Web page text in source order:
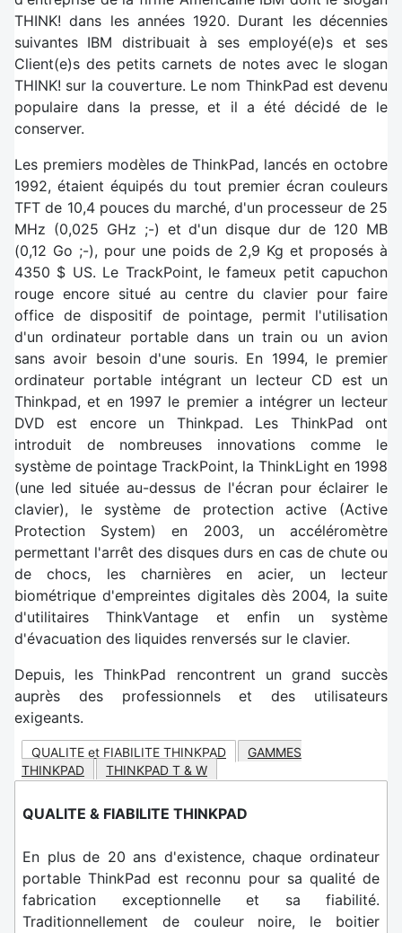
THINK! dans les années 1920. Durant les décennies
suivantes IBM distribuait à ses employé(e)s et ses
Client(e)s des petits carnets de notes avec le slogan
THINK! sur la couverture. Le nom ThinkPad est devenu
populaire dans la presse, et il a été décidé de le
conserver.
Les premiers modèles de ThinkPad, lancés en octobre
1992, étaient équipés du tout premier écran couleurs
TFT de 10,4 pouces du marché, d'un processeur de 25
MHz (0,025 GHz ;-) et d'un disque dur de 120 MB
(0,12 Go ;-), pour une poids de 2,9 Kg et proposés à
4350 $ US. Le TrackPoint, le fameux petit capuchon
rouge encore situé au centre du clavier pour faire
office de dispositif de pointage, permit l'utilisation
d'un ordinateur portable dans un train ou un avion
sans avoir besoin d'une souris. En 1994, le premier
ordinateur portable intégrant un lecteur CD est un
Thinkpad, et en 1997 le premier a intégrer un lecteur
DVD est encore un Thinkpad. Les ThinkPad ont
introduit de nombreuses innovations comme le
système de pointage TrackPoint, la ThinkLight en 1998
(une led située au-dessus de l'écran pour éclairer le
clavier), le système de protection active (Active
Protection System) en 2003, un accéléromètre
permettant l'arrêt des disques durs en cas de chute ou
de chocs, les charnières en acier, un lecteur
biométrique d'empreintes digitales dès 2004, la suite
d'utilitaires ThinkVantage et enfin un système
d'évacuation des liquides renversés sur le clavier.
Depuis, les ThinkPad rencontrent un grand succès
auprès des professionnels et des utilisateurs
exigeants.
QUALITE et FIABILITE THINKPAD
GAMMES
THINKPAD
THINKPAD T & W
QUALITE & FIABILITE THINKPAD
En plus de 20 ans d'existence, chaque ordinateur
portable ThinkPad est reconnu pour sa qualité de
fabrication exceptionnelle et sa fiabilité.
Traditionnellement de couleur noire, le boitier